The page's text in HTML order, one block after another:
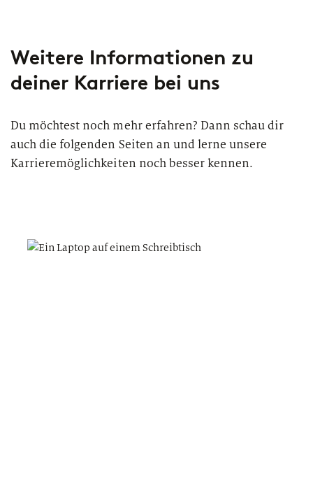
Weitere Informationen zu
deiner Karriere bei uns
Du möchtest noch mehr erfahren? Dann schau dir
auch die folgenden Seiten an und lerne unsere
Karrieremöglichkeiten noch besser kennen.